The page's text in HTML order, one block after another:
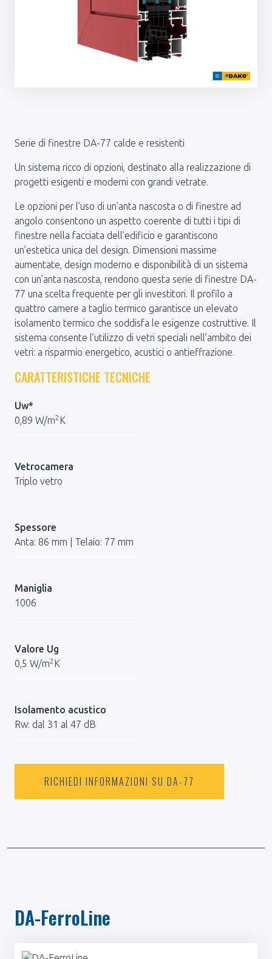
Serie di finestre DA-77 calde e resistenti
Un sistema ricco di opzioni, destinato alla realizzazione di
progetti esigenti e moderni con grandi vetrate.
Le opzioni per l’uso di un’anta nascosta o di finestre ad
angolo consentono un aspetto coerente di tutti i tipi di
finestre nella facciata dell’edificio e garantiscono
un’estetica unica del design. Dimensioni massime
aumentate, design moderno e disponibilità di un sistema
con un’anta nascosta, rendono questa serie di finestre DA-
77 una scelta frequente per gli investitori. Il profilo a
quattro camere a taglio termico garantisce un elevato
isolamento termico che soddisfa le esigenze costruttive. Il
sistema consente l’utilizzo di vetri speciali nell’ambito dei
vetri: a risparmio energetico, acustici o antieffrazione.
CARATTERISTICHE TECNICHE
Uw*
0,89 W/m2K
Vetrocamera
Triplo vetro
Spessore
Anta: 86 mm | Telaio: 77 mm
Maniglia
1006
Valore Ug
0,5 W/m2K
Isolamento acustico
Rw: dal 31 al 47 dB
RICHIEDI INFORMAZIONI SU DA-77
DA-FerroLine